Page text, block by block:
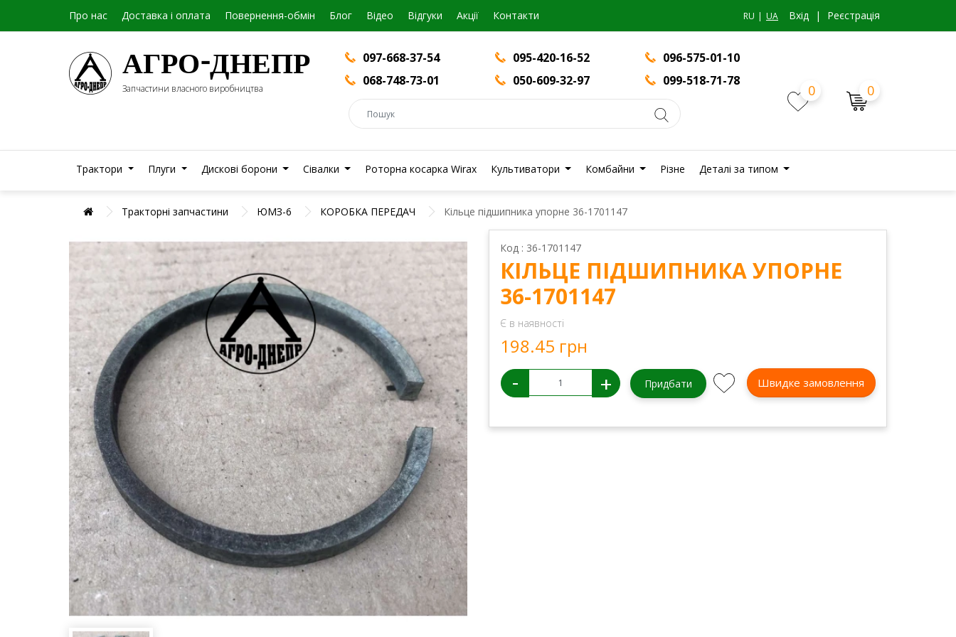
Про нас Доставка і оплата Повернення-обмін Блог Вiдео Відгуки Акції Контакти RU UA Вхiд | Реєстрація
АГРО-ДНЕПР
Запчастини власного виробництва
097-668-37-54 095-420-16-52
096-575-01-10
068-748-73-01
050-609-32-97 099-518-71-78
0 0
Трактори Плуги Дискові борони Сівалки Роторна косарка Wirax Культиватори Комбайни Різне Деталі за типом
Тракторні запчастини ЮМЗ-6 КОРОБКА ПЕРЕДАЧ Кільце підшипника упорне 36-1701147
Код : 36-1701147
КІЛЬЦЕ ПІДШИПНИКА УПОРНЕ
36-1701147
Є в наявності
198.45 грн
- + Придбати Швидке замовлення